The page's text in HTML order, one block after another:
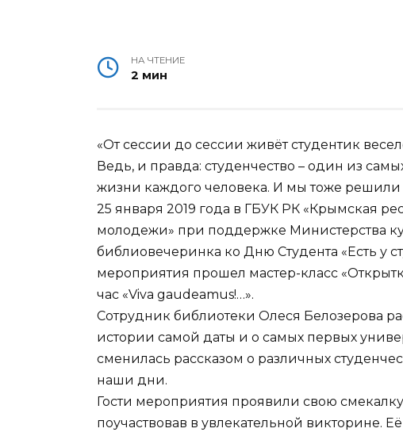
НА ЧТЕНИЕ
2 мин
«От сессии до сессии живёт студентик
Ведь, и правда: студенчество – один из
жизни каждого человека. И мы тоже решили
25 января 2019 года в ГБУК РК «Крымская
молодежи» при поддержке Министерства
библиовечеринка ко Дню Студента «Есть у
мероприятия прошел мастер-класс
час «Viva gaudeamus!…».
Сотрудник библиотеки Олеся Белозерова
истории самой даты и о самых первых
сменилась рассказом о различных
наши дни.
Гости мероприятия проявили свою
поучаствовав в увлекательной викторине.